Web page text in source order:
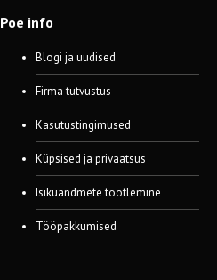
Poe info
Blogi ja uudised
Firma tutvustus
Kasutustingimused
Küpsised ja privaatsus
Isikuandmete töötlemine
Tööpakkumised